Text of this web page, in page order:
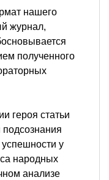
нашего
журнал,
полученного
героя статьи
подсознания
у
народных
анализе